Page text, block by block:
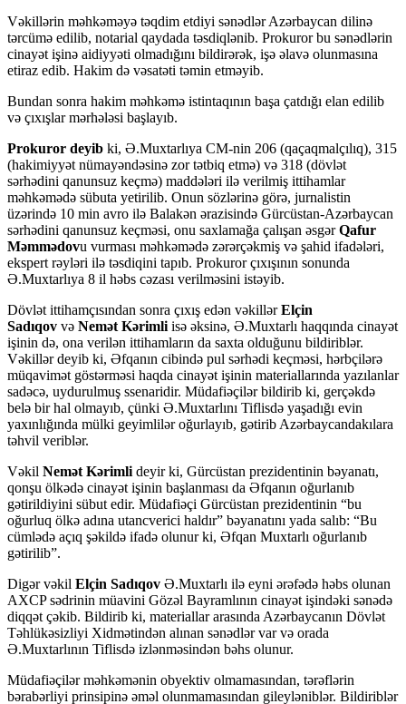
Vəkillərin məhkəməyə təqdim etdiyi sənədlər Azərbaycan dilinə
tərcümə edilib, notarial qaydada təsdiqlənib. Prokuror bu sənədlərin
cinayət işinə aidiyyəti olmadığını bildirərək, işə əlavə olunmasına
etiraz edib. Hakim də vəsatəti təmin etməyib.
Bundan sonra hakim məhkəmə istintaqının başa çatdığı elan edilib
və çıxışlar mərhələsi başlayıb.
Prokuror deyib ki, Ə.Muxtarlıya CM-nin 206 (qaçaqmalçılıq), 315
(hakimiyyət nümayəndəsinə zor tətbiq etmə) və 318 (dövlət
sərhədini qanunsuz keçmə) maddələri ilə verilmiş ittihamlar
məhkəmədə sübuta yetirilib. Onun sözlərinə görə, jurnalistin
üzərində 10 min avro ilə Balakən ərazisində Gürcüstan-Azərbaycan
sərhədini qanunsuz keçməsi, onu saxlamağa çalışan əsgərQafur
Məmmədovu vurması məhkəmədə zərərçəkmiş və şahid ifadələri,
ekspert rəyləri ilə təsdiqini tapıb. Prokuror çıxışının sonunda
Ə.Muxtarlıya 8 il həbs cəzası verilməsini istəyib.
Dövlət ittihamçısından sonra çıxış edən vəkillərElçin
Sadıqov və Nemət Kərimli isə əksinə, Ə.Muxtarlı haqqında cinayət
işinin də, ona verilən ittihamların da saxta olduğunu bildiriblər.
Vəkillər deyib ki, Əfqanın cibində pul sərhədi keçməsi, hərbçilərə
müqavimət göstərməsi haqda cinayət işinin materiallarında yazılanlar
sadəcə, uydurulmuş ssenaridir. Müdafiəçilər bildirib ki, gerçəkdə
belə bir hal olmayıb, çünki Ə.Muxtarlını Tiflisdə yaşadığı evin
yaxınlığında mülki geyimlilər oğurlayıb, gətirib Azərbaycandakılara
təhvil veriblər.
Vəkil Nemət Kərimli deyir ki, Gürcüstan prezidentinin bəyanatı,
qonşu ölkədə cinayət işinin başlanması da Əfqanın oğurlanıb
gətirildiyini sübut edir. Müdafiəçi Gürcüstan prezidentinin “bu
oğurluq ölkə adına utancverici haldır” bəyanatını yada salıb: “Bu
cümlədə açıq şəkildə ifadə olunur ki, Əfqan Muxtarlı oğurlanıb
gətirilib”.
Digər vəkil Elçin Sadıqov Ə.Muxtarlı ilə eyni ərəfədə həbs olunan
AXCP sədrinin müavini Gözəl Bayramlının cinayət işindəki sənədə
diqqət çəkib. Bildirib ki, materiallar arasında Azərbaycanın Dövlət
Təhlükəsizliyi Xidmətindən alınan sənədlər var və orada
Ə.Muxtarlının Tiflisdə izlənməsindən bəhs olunur.
Müdafiəçilər məhkəmənin obyektiv olmamasından, tərəflərin
bərabərliyi prinsipinə əməl olunmamasından gileyləniblər. Bildiriblər